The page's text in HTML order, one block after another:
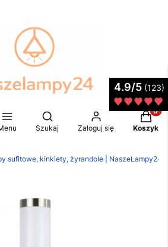
Otwórz wyszukiwarkę
Szukaj Zaloguj się Koszyk
sufitowe, kinkiety, żyrandole |
4.9/5 (123)